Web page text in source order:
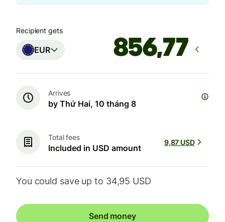
Recipient gets
EUR
Arrives
by Thứ Hai, 10 tháng 8
Total fees
Included in USD amount
9,87 USD
You could save up to 34,95 USD
Send money